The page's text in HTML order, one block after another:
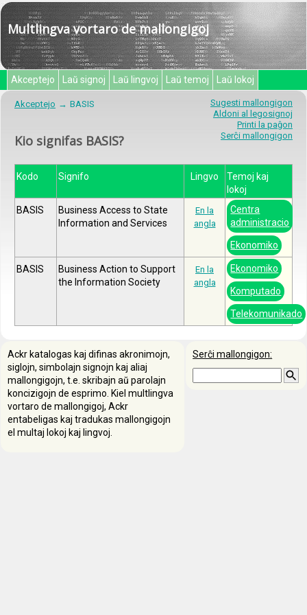
Multlingva vortaro de mallongigoj
Akceptejo Laŭ signoj Laŭ lingvoj Laŭ temoj Laŭ lokoj
Sugesti mallongigon
Aldoni al legosignoj
Printi la paĝon
Serĉi mallongigon
Akceptejo BASIS
Kio signifas BASIS?
Kodo Signifo Lingvo
Temoj kaj
lokoj
BASIS
Business Access to State
Information and Services
En la
angla
Centra
administracio
Ekonomiko
BASIS
Business Action to Support
the Information Society
En la
angla
Ekonomiko
Komputado
Telekomunikado
Serĉi mallongigon:
Ackr katalogas kaj difinas akronimojn,
siglojn, simbolajn signojn kaj aliaj
mallongigojn, t.e. skribajn aŭ parolajn
koncizigojn de esprimo. Kiel multlingva
vortaro de mallongigoj, Ackr
entabeligas kaj tradukas mallongigojn
el multaj lokoj kaj lingvoj.